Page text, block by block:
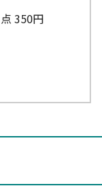
350円